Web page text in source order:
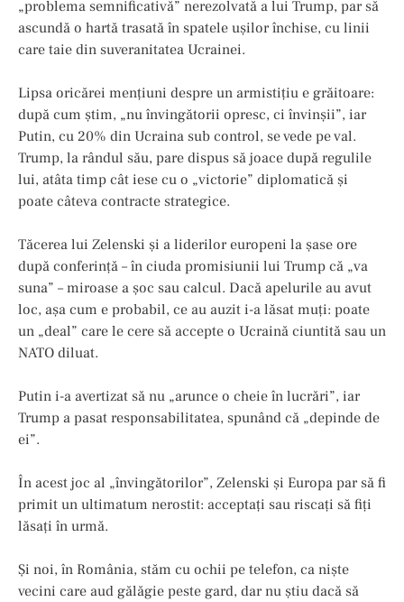
„problema semnificativă” nerezolvată a lui Trump, par să
ascundă o hartă trasată în spatele ușilor închise, cu linii
care taie din suveranitatea Ucrainei.
Lipsa oricărei mențiuni despre un armistițiu e grăitoare:
după cum știm, „nu învingătorii opresc, ci învinșii”, iar
Putin, cu 20% din Ucraina sub control, se vede pe val.
Trump, la rândul său, pare dispus să joace după regulile
lui, atâta timp cât iese cu o „victorie” diplomatică și
poate câteva contracte strategice.
Tăcerea lui Zelenski și a liderilor europeni la șase ore
după conferință – în ciuda promisiunii lui Trump că „va
suna” – miroase a șoc sau calcul. Dacă apelurile au avut
loc, așa cum e probabil, ce au auzit i-a lăsat muți: poate
un „deal” care le cere să accepte o Ucraină ciuntită sau un
NATO diluat.
Putin i-a avertizat să nu „arunce o cheie în lucrări”, iar
Trump a pasat responsabilitatea, spunând că „depinde de
ei”.
În acest joc al „învingătorilor”, Zelenski și Europa par să fi
primit un ultimatum nerostit: acceptați sau riscați să fiți
lăsați în urmă.
Și noi, în România, stăm cu ochii pe telefon, ca niște
vecini care aud gălăgie peste gard, dar nu știu dacă să